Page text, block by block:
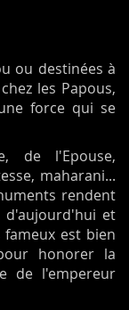
ou destinées à
les Papous,
force qui se
de l'Epouse,
maharani...
rendent
d'aujourd'hui et
est bien
honorer la
de l'empereur